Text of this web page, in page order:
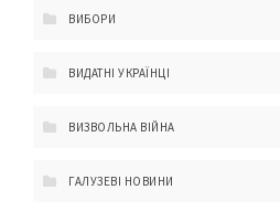
ВИБОРИ
ВИДАТНІ УКРАЇНЦІ
ВИЗВОЛЬНА ВІЙНА
ГАЛУЗЕВІ НОВИНИ